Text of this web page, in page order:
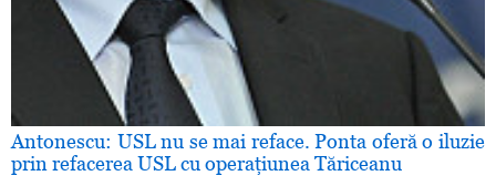
Antonescu: USL nu se mai reface. Ponta oferă o iluzie
prin refacerea USL cu operaţiunea Tăriceanu